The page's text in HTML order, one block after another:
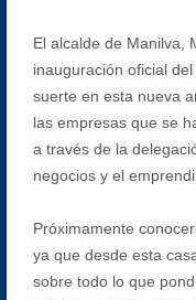
El alcalde de Manilva,
inauguración oficial
suerte en esta nueva
las empresas que se
a través de la
negocios y el
Próximamente
ya que desde esta
sobre todo lo que